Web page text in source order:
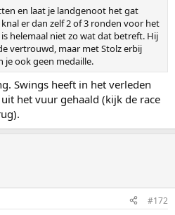
en laat je landgenoot het gat
er dan zelf 2 of 3 ronden voor het
helemaal niet zo wat dat betreft. Hij
vertrouwd, maar met Stolz erbij
je ook geen medaille.
Swings heeft in het verleden
het vuur gehaald (kijk de race
#172